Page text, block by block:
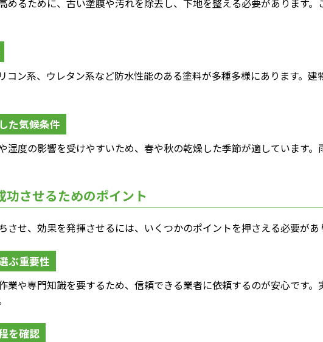
めるために、古い塗膜や汚れを除去し、下地を整える必要があります
コン系、ウレタン系など防水性能のある塗料が多種多様にあります。
た気候条件
湿度の影響を受けやすいため、春や秋の乾燥した季節が適しています。
功させるためのポイント
させ、効果を発揮させるには、いくつかのポイントを押さえる必要があ
ぶ重要性
業や専門知識を要するため、信頼できる業者に依頼するのが安心です
を確認